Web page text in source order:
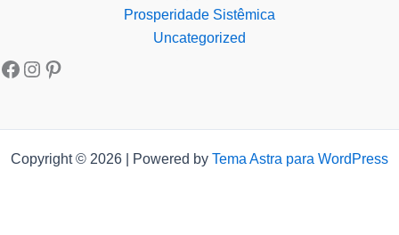
Prosperidade Sistêmica
Uncategorized
Copyright © 2026 | Powered by Tema Astra para WordPress